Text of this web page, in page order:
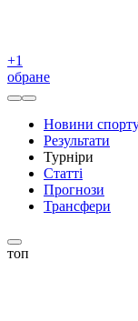
+1
обране
Новини
Результати
Турніри
Статті
Прогнози
Трансфери
топ